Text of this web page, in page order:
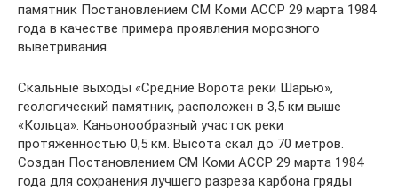
памятник Постановлением СМ Коми АССР 29 марта 1984
года в качестве примера проявления морозного
выветривания.
Скальные выходы «Средние Ворота реки Шарью»,
геологический памятник, расположен в 3,5 км выше
«Кольца». Каньонообразный участок реки
протяженностью 0,5 км. Высота скал до 70 метров.
Создан Постановлением СМ Коми АССР 29 марта 1984
года для сохранения лучшего разреза карбона гряды